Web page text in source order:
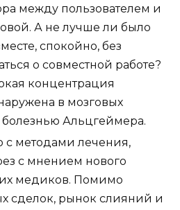
между пользователем и
А не лучше ли было
спокойно, без
о совместной работе?
концентрация
в мозговых
болезнью Альцгеймера.
с методами лечения,
с мнением нового
медиков. Помимо
сделок, рынок слияний и